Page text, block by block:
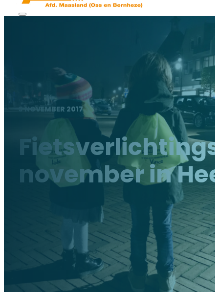
3 NOVEMBER 2017
november in